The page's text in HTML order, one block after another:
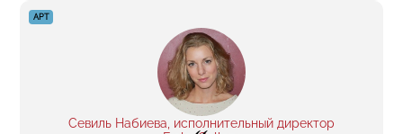
полезны контакты, например, выход на
Андрея Фирсова (генеральный директор
бюро ресторанного консалтинга RestIdea,
преподаватель факультета «Менеджмент в
ресторанном бизнесе и клубной
индустрии»), который очень помог на
АРТ
Севиль Набиева, исполнительный директор